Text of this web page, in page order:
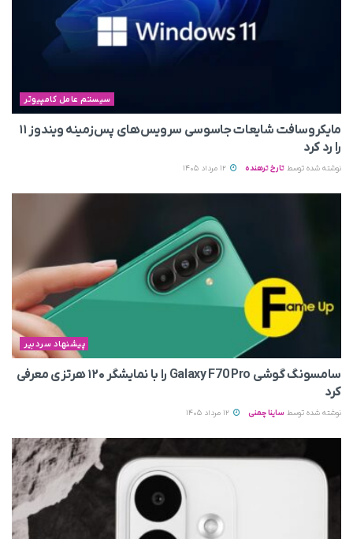
سیستم عامل کامپیوتر
مایکروسافت شایعات جاسوسی سرویس‌های پس‌زمینه ویندوز ۱۱
را رد کرد
نوشته شده توسط تارخ ترهنده
پیشنهاد سردبیر
سامسونگ گوشی Galaxy F70 Pro را با نمایشگر ۱۲۰ هرتزی معرفی
کرد
نوشته شده توسط ساینا چمنی